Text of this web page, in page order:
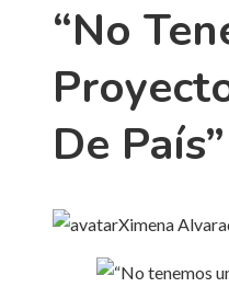
“No
De País”
Ximena